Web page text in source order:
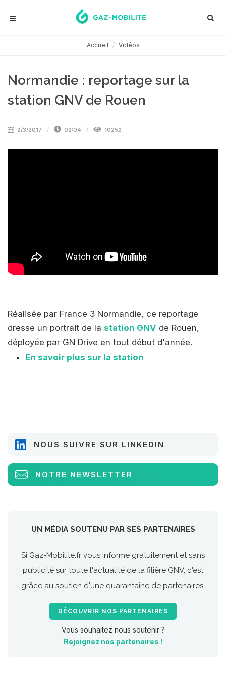
Accueil Vidéos
Normandie : reportage sur la
station GNV de Rouen
2/3/2017 02:04 10252
Réalisée par France 3 Normandie, ce reportage
dresse un portrait de la station GNV de Rouen,
déployée par GN Drive en tout début d'année.
En savoir plus sur la station
NOUS SUIVRE SUR LINKEDIN
NOTRE NEWSLETTER
UN MÉDIA SOUTENU PAR SES PARTENAIRES
Si Gaz-Mobilite.fr vous informe gratuitement et sans
publicité sur toute l'actualité de la filière GNV, c'est
grâce au soutien d'une quarantaine de partenaires.
DÉCOUVRIR NOS PARTENAIRES
Vous souhaitez nous soutenir ?
Rejoignez nos partenaires !